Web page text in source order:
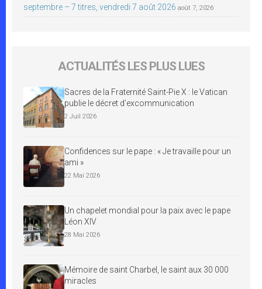
septembre – 7 titres, vendredi 7 août 2026 août 7, 2026
ACTUALITÉS LES PLUS LUES
Sacres de la Fraternité Saint-Pie X : le Vatican
publie le décret d’excommunication
2 Juil 2026
Confidences sur le pape : « Je travaille pour un
ami »
22 Mai 2026
Un chapelet mondial pour la paix avec le pape
Léon XIV
28 Mai 2026
Mémoire de saint Charbel, le saint aux 30 000
miracles